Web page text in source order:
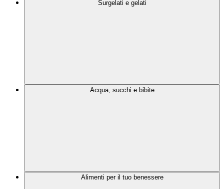
Surgelati e gelati
Acqua, succhi e bibite
Alimenti per il tuo benessere